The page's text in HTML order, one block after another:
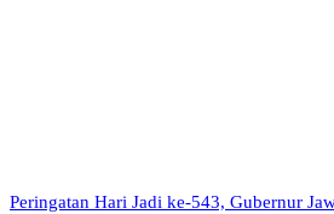
Peringatan Hari Jadi ke-543, Gubernur